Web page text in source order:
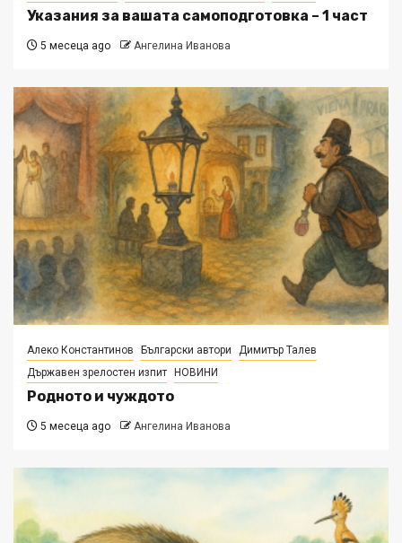
Указания за вашата самоподготовка – 1 част
5 месеца ago Ангелина Иванова
Алеко Константинов Български автори
Димитър Талев
Държавен зрелостен изпит
НОВИНИ
Родното и чуждото
5 месеца ago Ангелина Иванова